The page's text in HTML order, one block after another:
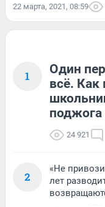
22 марта, 2021, 08:59
1
Один
всё.
поджога
24 921
2
«Не
лет